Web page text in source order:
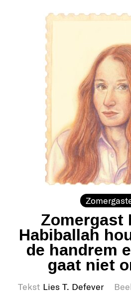
Zomergast
Habiballah
de handrem
gaat niet
Tekst Lies T. Defever